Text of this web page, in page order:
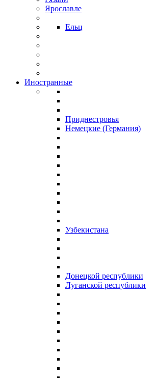
Ярославле
Ельц
Иностранные
Приднестровья
Немецкие (Германия)
Узбекистана
Донецкой республики
Луганской республики